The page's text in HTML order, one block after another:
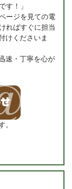
す！」
ージを見ての電
ればすぐに担当
けくださいま
速・丁寧を心が
。